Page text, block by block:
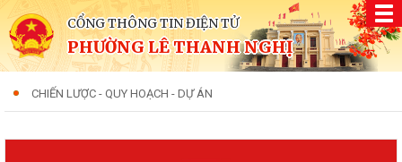
CỔNG THÔNG TIN ĐIỆN TỬ
PHƯỜNG LÊ THANH NGHỊ
CHIẾN LƯỢC - QUY HOẠCH - DỰ ÁN